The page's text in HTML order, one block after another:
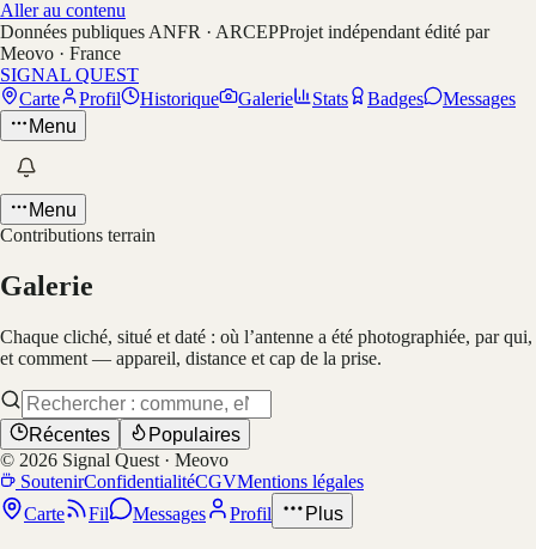
Aller au contenu
Données publiques ANFR · ARCEPProjet indépendant édité par
Meovo · France
SIGNAL QUEST
Carte
Profil Historique Galerie Stats Badges
Messages
Menu
Menu
Contributions terrain
Galerie
Chaque cliché, situé et daté : où l’antenne a été photographiée, par qui,
et comment — appareil, distance et cap de la prise.
Récentes
Populaires
© 2026 Signal Quest · Meovo
SoutenirConfidentialitéCGVMentions légales
Carte
Fil Messages Profil Plus